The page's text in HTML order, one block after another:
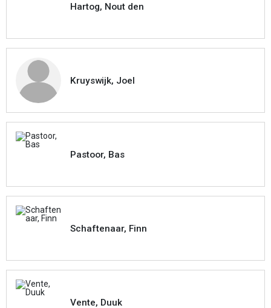
Hartog, Nout den
Kruyswijk, Joel
Pastoor, Bas
Schaftenaar, Finn
Vente, Duuk